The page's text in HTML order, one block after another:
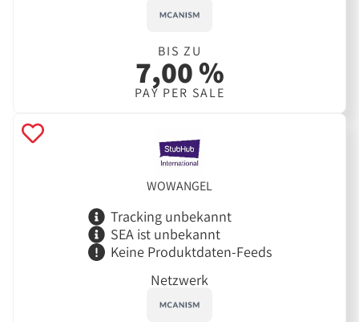
BIS ZU
7,00 %
PAY PER SALE
WOWANGEL
Tracking unbekannt
SEA ist unbekannt
Keine Produktdaten-Feeds
Netzwerk